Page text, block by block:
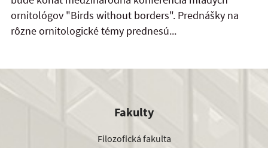
ornitológov "Birds without borders". Prednášky na
rôzne ornitologické témy prednesú...
Fakulty
Filozofická fakulta